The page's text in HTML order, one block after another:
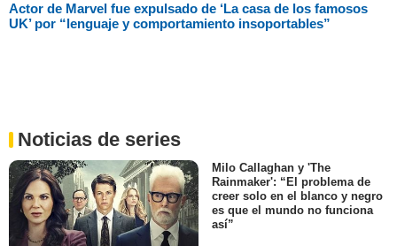
Actor de Marvel fue expulsado de ‘La casa de los famosos
UK’ por “lenguaje y comportamiento insoportables”
Noticias de series
Milo Callaghan y 'The
Rainmaker': “El problema de
creer solo en el blanco y negro
es que el mundo no funciona
así”